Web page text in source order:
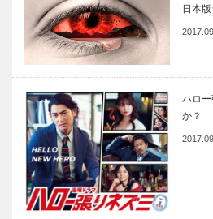
日本
ハロ
か？